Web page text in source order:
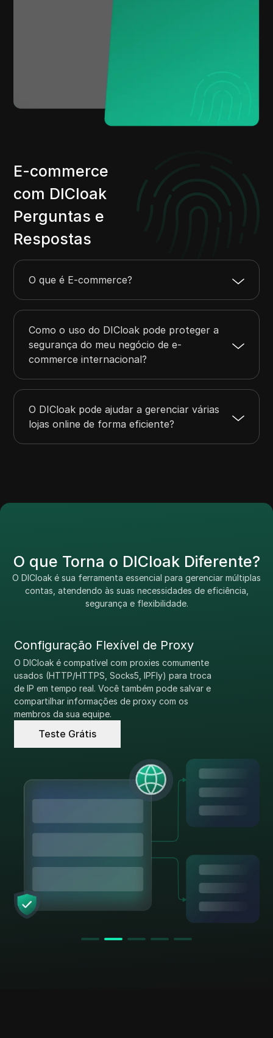
E-commerce
com DICloak
Perguntas e
Respostas
O que é E-commerce?
Como o uso do DICloak pode proteger a
segurança do meu negócio de e-
commerce internacional?
O DICloak pode ajudar a gerenciar várias
lojas online de forma eficiente?
O que Torna o DICloak Diferente?
O DICloak é sua ferramenta essencial para gerenciar múltiplas
contas, atendendo às suas necessidades de eficiência,
segurança e flexibilidade.
Configuração Flexível de Proxy
O DICloak é compatível com proxies comumente
usados (HTTP/HTTPS, Socks5, IPFly) para troca
de IP em tempo real. Você também pode salvar e
compartilhar informações de proxy com os
membros da sua equipe.
Teste Grátis